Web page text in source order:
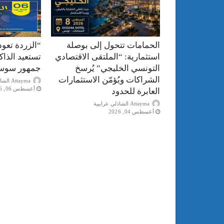
“الزردة
تستعيد
جمهور
Attayma الشاذلي عرايبية
أغسطس 06, 2026
الحمامات تتحول إلى بوصلة
استثمارية: “الملتقى الاقتصادي
التونسي الخليجي” يُرسخ
الشراكات ويُؤمّن الاستثمارات
العابرة للحدود
Attayma الشاذلي عرايبية
أغسطس 04, 2026